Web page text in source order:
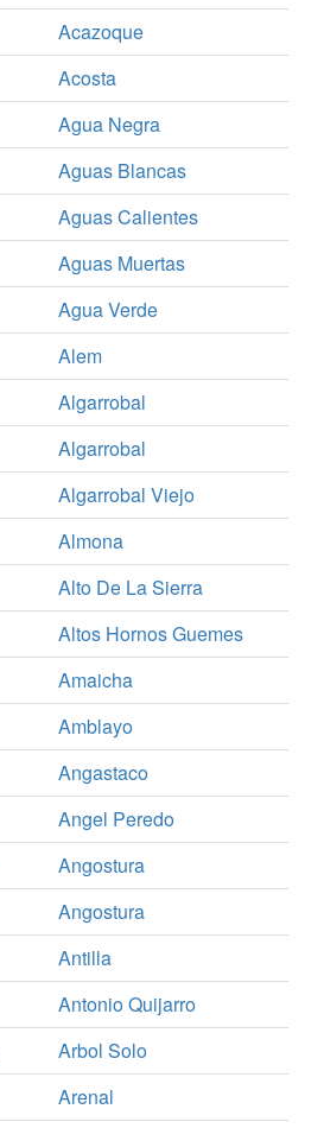
Acazoque
Acosta
Agua Negra
Aguas Blancas
Aguas Calientes
Aguas Muertas
Agua Verde
Alem
Algarrobal
Algarrobal
Algarrobal Viejo
Almona
Alto De La Sierra
Altos Hornos Guemes
Amaicha
Amblayo
Angastaco
Angel Peredo
Angostura
Angostura
Antilla
Antonio Quijarro
Arbol Solo
Arenal